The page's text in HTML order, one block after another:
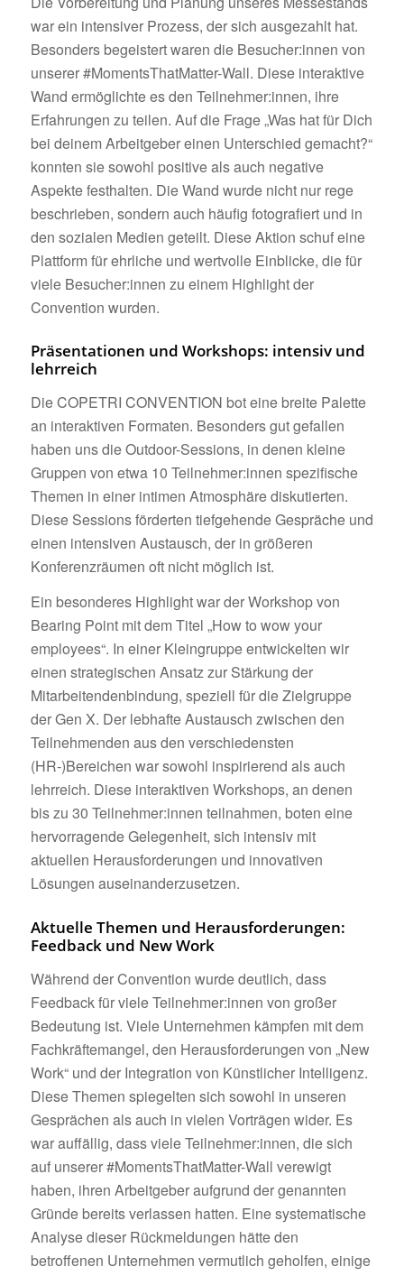
war ein intensiver Prozess, der sich ausgezahlt hat.
Besonders begeistert waren die Besucher:innen von
unserer #MomentsThatMatter-Wall. Diese interaktive
Wand ermöglichte es den Teilnehmer:innen, ihre
Erfahrungen zu teilen. Auf die Frage „Was hat für Dich
bei deinem Arbeitgeber einen Unterschied gemacht?“
konnten sie sowohl positive als auch negative
Aspekte festhalten. Die Wand wurde nicht nur rege
beschrieben, sondern auch häufig fotografiert und in
den sozialen Medien geteilt. Diese Aktion schuf eine
Plattform für ehrliche und wertvolle Einblicke, die für
viele Besucher:innen zu einem Highlight der
Convention wurden.
Präsentationen und Workshops: intensiv und
lehrreich
Die COPETRI CONVENTION bot eine breite Palette
an interaktiven Formaten. Besonders gut gefallen
haben uns die Outdoor-Sessions, in denen kleine
Gruppen von etwa 10 Teilnehmer:innen spezifische
Themen in einer intimen Atmosphäre diskutierten.
Diese Sessions förderten tiefgehende Gespräche und
einen intensiven Austausch, der in größeren
Konferenzräumen oft nicht möglich ist.
Ein besonderes Highlight war der Workshop von
Bearing Point mit dem Titel „How to wow your
employees“. In einer Kleingruppe entwickelten wir
einen strategischen Ansatz zur Stärkung der
Mitarbeitendenbindung, speziell für die Zielgruppe
der Gen X. Der lebhafte Austausch zwischen den
Teilnehmenden aus den verschiedensten
(HR-)Bereichen war sowohl inspirierend als auch
lehrreich. Diese interaktiven Workshops, an denen
bis zu 30 Teilnehmer:innen teilnahmen, boten eine
hervorragende Gelegenheit, sich intensiv mit
aktuellen Herausforderungen und innovativen
Lösungen auseinanderzusetzen.
Aktuelle Themen und Herausforderungen:
Feedback und New Work
Während der Convention wurde deutlich, dass
Feedback für viele Teilnehmer:innen von großer
Bedeutung ist. Viele Unternehmen kämpfen mit dem
Fachkräftemangel, den Herausforderungen von „New
Work“ und der Integration von Künstlicher Intelligenz.
Diese Themen spiegelten sich sowohl in unseren
Gesprächen als auch in vielen Vorträgen wider. Es
war auffällig, dass viele Teilnehmer:innen, die sich
auf unserer #MomentsThatMatter-Wall verewigt
haben, ihren Arbeitgeber aufgrund der genannten
Gründe bereits verlassen hatten. Eine systematische
Analyse dieser Rückmeldungen hätte den
betroffenen Unternehmen vermutlich geholfen, einige